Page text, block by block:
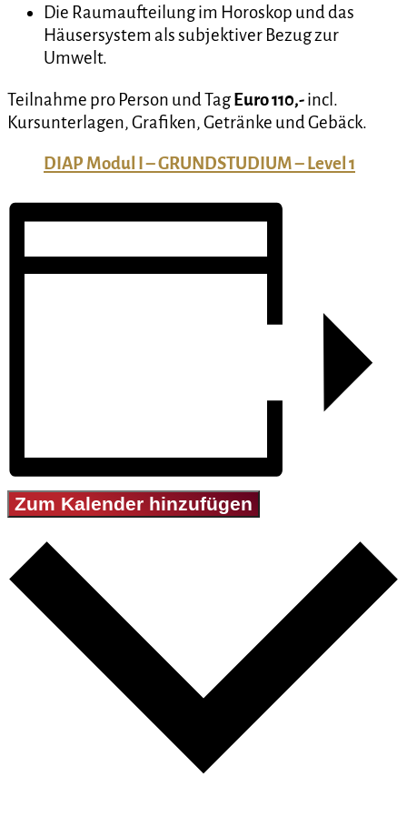
Die Raumaufteilung im Horoskop und das
Häusersystem als subjektiver Bezug zur
Umwelt.
Teilnahme pro Person und TagEuro 110,-incl.
Kursunterlagen, Grafiken, Getränke und Gebäck.
DIAP Modul I – GRUNDSTUDIUM – Level 1
Zum Kalender hinzufügen